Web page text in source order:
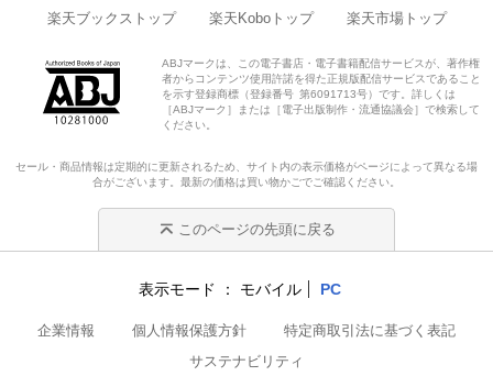
楽天ブックストップ 楽天Koboトップ 楽天市場トップ
ABJマークは、この電子書店・電子書籍配信サービスが、著作権
者からコンテンツ使用許諾を得た正規版配信サービスであること
を示す登録商標（登録番号 第6091713号）です。詳しくは
［ABJマーク］または［電子出版制作・流通協議会］で検索して
ください。
セール・商品情報は定期的に更新されるため、サイト内の表示価格がページによって異なる場
合がございます。最新の価格は買い物かごでご確認ください。
このページの先頭に戻る
表示モード モバイル PC
企業情報 個人情報保護方針
特定商取引法に基づく表記
サステナビリティ